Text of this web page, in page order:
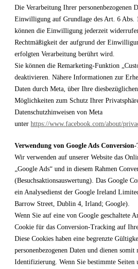
Die Verarbeitung Ihrer personenbezogenen
Einwilligung auf Grundlage des Art. 6 Abs.
können die Einwilligung jederzeit
Rechtmäßigkeit der aufgrund der
erfolgten Verarbeitung berührt wird.
Sie können die Remarketing-Funktion
deaktivieren. Nähere Informationen zur
Daten durch Meta, über Ihre
Möglichkeiten zum Schutz Ihrer
Datenschutzhinweisen von Meta
unter https://www.facebook.com/about/
Verwendung von Google Ads
Wir verwenden auf unserer Website das
„Google Ads“ und in diesem Rahmen
(Besuchsaktionsauswertung). Das Google
ein Analysedienst der Google Ireland
Barrow Street, Dublin 4, Irland; Google).
Wenn Sie auf eine von Google geschaltete
Cookie für das Conversion-Tracking auf
Diese Cookies haben eine begrenzte
personenbezogenen Daten und dienen
Identifizierung. Wenn Sie bestimmte Seiten